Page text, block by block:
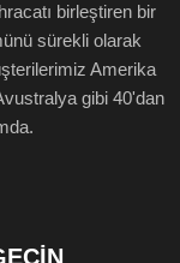
birleştiren bir
sürekli olarak
Amerika
gibi 40'dan